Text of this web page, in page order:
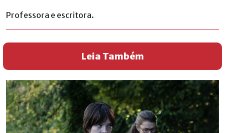
Professora e escritora.
Leia Também